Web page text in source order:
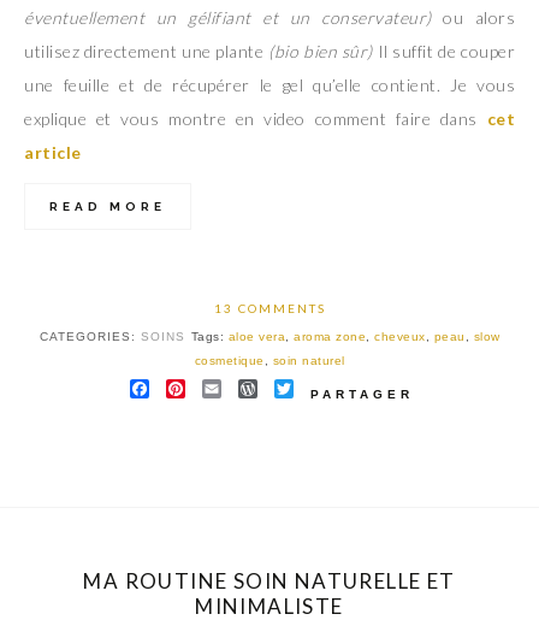
éventuellementun gélifiant et un conservateur)ou alors
utilisez directement une plante (bio bien sûr)Il suffit de couper
une feuille et de récupérer le gel qu’elle contient. Je vous
explique et vous montre en video comment faire dans cet
article
READ MORE
13 COMMENTS
CATEGORIES: SOINS Tags: aloe vera aroma zone cheveux peau
slow
cosmetique
soin naturel
FACEBOOK
PINTEREST
EMAILWORDPRESS
TWITTER
PARTAGER
MA ROUTINE SOIN NATURELLE ET
MINIMALISTE